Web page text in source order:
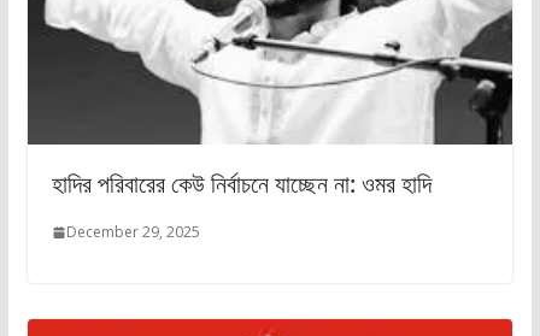
হাদির পরিবারের কেউ নির্বাচনে যাচ্ছেন না: ওমর হাদি
December 29, 2025